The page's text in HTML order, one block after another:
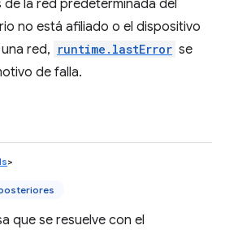
de la red predeterminada del
no está afiliado o el dispositivo
red, runtime.lastError se
de falla.
>
que se resuelve con el